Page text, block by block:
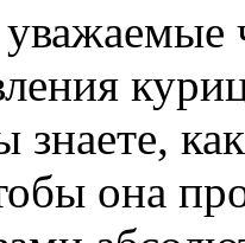
уважаемые
она